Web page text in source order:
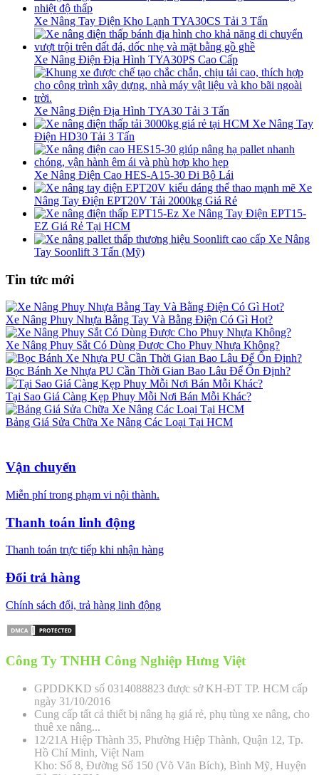
Xe Nâng Tay Điện Kho Lạnh TYA30CS Tải 3 Tấn
Xe Nâng Điện Địa Hình TYA30PS Cao Cấp
Xe Nâng Điện Địa Hình TYA30 Tải 3 Tấn
Xe Nâng Tay
Điện HD30 Tải 3 Tấn
Xe Nâng Điện Cao HES-A15-30 Đi Bộ Lái
Xe
Nâng Tay Điện EPT20V Tải 2000kg Giá Rẻ
Xe Nâng Tay Điện EPT15-
EZ Giá Rẻ Tại HCM
Xe Nâng
Tay Soonlift 3 Tấn (Mỹ)
Tin tức mới
Xe Nâng Phuy Nhựa Bằng Tay Và Bằng Điện Có Gì Hot?
Xe Nâng Phuy Sắt Có Dùng Được Cho Phuy Nhựa Không?
Bọc Bánh Xe Nhựa PU Cần Thời Gian Bao Lâu Để Ổn Định?
Tại Sao Giá Càng Kẹp Phuy Mỗi Nơi Bán Mỗi Khác?
Bảng Giá Sửa Chữa Xe Nâng Các Loại Tại HCM
Vận chuyển
Miễn phí trong phạm vi nội thành.
Thanh toán linh động
Thanh toán trực tiếp khi nhận hàng
Đổi trả hàng
Chính sách đổi, trả hàng linh động
Công Ty TNHH Công Nghiệp Hưng Việt
GPDDKKD số 0314088823 được sở KH-ĐT TP. HCM cấp
ngày 31/10/2016
Cung cấp tất cả thiết bị nâng hạ giá rẻ, phụ tùng xe nâng, cho
thuê xe nâng...
12/21A Hiệp Thành 35, Phường Hiệp Thành, Quận 12, Tp.
Hồ Chí Minh, Việt Nam
Kho: Số 8, Đường Số 150 (Võ Văn Bích), Bình Mỹ, Huyện